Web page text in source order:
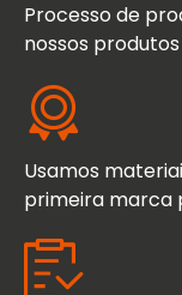
Processo de
nossos
Usamos
primeira marca